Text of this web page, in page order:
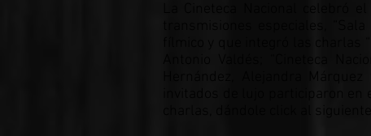
La Cineteca Nacional celebró
transmisiones especiales,
fílmico y que integró las charlas
Antonio Valdés; “Cineteca
Hernández, Alejandra
invitados de lujo participaron en